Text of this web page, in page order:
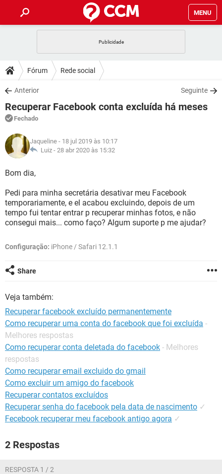
MENU
CELULAR
OUTLOOK
INSTAGRAM GMAIL
GUIA DE COMPRAS
DICAS
JOGOS
OUTLOOK
INSTAGRAM
GUIA DE COMPRAS
DOWNLOADS
JOGOS WHATSAPP
CELULAR
OUTLOOK
INSTAGRAM
GUIA DE COMPRAS
FÓRUM
JOGOS
CELULAR
GUIA DE COMPRAS
GLOSSÁRIO
JOGOS
CELULAR
OUTLOOK EXCEL
INSTAGRAM GMAIL
GUIA DE COMPRAS
Fórum Rede social
Anterior Seguinte
Recuperar Facebook conta excluída há meses
Fechado
Jaqueline - 18 jul 2019 às 10:17
Luiz - 28 abr 2020 às 15:32
Bom dia,
Pedi para minha secretária desativar meu Facebook
temporariamente, e el acabou excluindo, depois de um
tempo fui tentar entrar p recuperar minhas fotos, e não
consegui mais... como faço? Algum suporte p me ajudar?
Configuração: iPhone / Safari 12.1.1
Share
Veja também:
Recuperar facebook excluído permanentemente
Como recuperar uma conta do facebook que foi excluída -
Melhores respostas
Como recuperar conta deletada do facebook - Melhores
respostas
Como recuperar email excluido do gmail
Como excluir um amigo do facebook
Recuperar contatos excluídos
Recuperar senha do facebook pela data de nascimento ✓
Fecebook recuperar meu facebook antigo agora ✓
2 Respostas
RESPOSTA 1 / 2